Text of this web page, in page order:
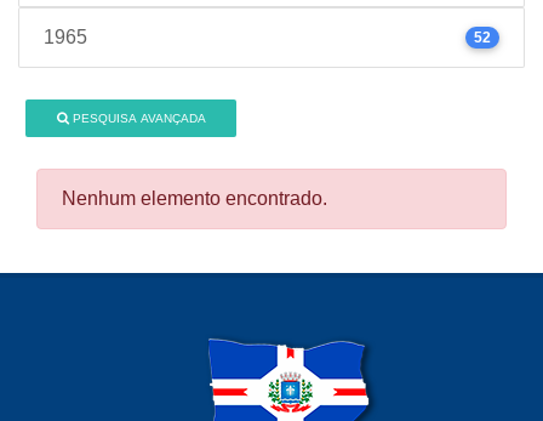
1965 52
PESQUISA AVANÇADA
Nenhum elemento encontrado.